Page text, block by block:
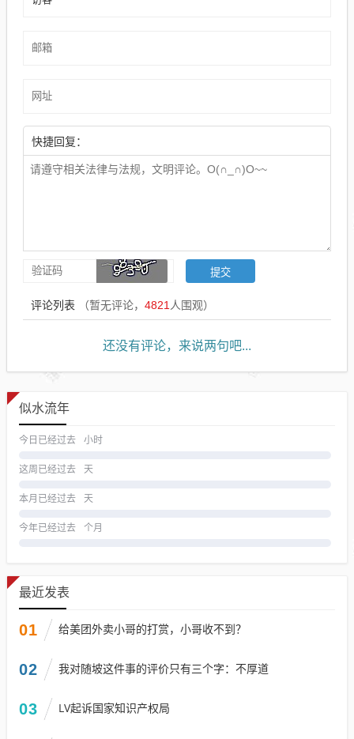
快捷回复：
评论列表 （暂无评论， 4821 人围观）
还没有评论，来说两句吧...
似水流年
今日已经过去 小时
这周已经过去 天
本月已经过去 天
今年已经过去 个月
最近发表
01 给美团外卖小哥的打赏，小哥收不到？
02 我对随坡这件事的评价只有三个字：不厚道
03 LV起诉国家知识产权局